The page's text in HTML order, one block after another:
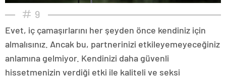
9
Evet, iç çamaşırlarını her şeyden önce kendiniz için
almalısınız. Ancak bu, partnerinizi etkileyemeyeceğiniz
anlamına gelmiyor. Kendinizi daha güvenli
hissetmenizin verdiği etki ile kaliteli ve seksi